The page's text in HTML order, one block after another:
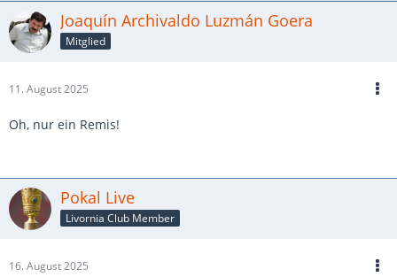
Joaquín Archivaldo Luzmán Goera
Mitglied
11. August 2025
Oh, nur ein Remis!
Pokal Live
Livornia Club Member
16. August 2025